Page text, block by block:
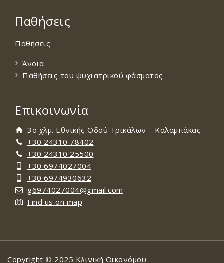
Παθήσεις
Παθήσεις
Άνοια
Παθήσεις του ψυχιατρικού φάσματος
Επικοινωνία
3ο χλμ. Εθνικής Οδού Τρικάλων – Καλαμπάκας
+30 24310 78402
+30 24310 25500
+30 6974027004
+30 6974930632
g6974027004@gmail.com
Find us on map
Copyright © 2025 Κλινική Οικονόμου.